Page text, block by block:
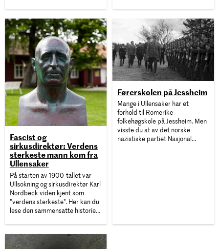
Fascist og
sirkusdirektør: Verdens
sterkeste mann kom fra
Ullensaker
På starten av 1900-tallet var
Ullsokning og sirkusdirektør Karl
Nordbeck viden kjent som
"verdens sterkeste". Her kan du
lese den sammensatte historien
bryter, sirkusdirektør og en av
Norges første fascister.
Førerskolen på Jessheim
Mange i Ullensaker har et
forhold til Romerike
folkehøgskole på Jessheim. Men
visste du at av det norske
nazistiske partiet Nasjonal